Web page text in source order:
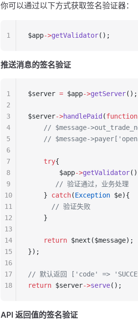
你可以通过以下方式获取签名验证器：
$app->getValidator();
1
推送消息的签名验证
$server = $app->getServer();
$server->handlePaid (function
// $message-
// $message-
    try
{
        $app
->getValidator()
       // 验证通过，业务处理
    }
catch(Exception $e){
      // 验证失败
    }
    return
$next($message);
});
// 默认返回 ['code' =>
return $server->serve();
1
2
3
4
5
6
7
8
9
10
11
12
13
14
15
16
17
18
API 返回值的签名验证